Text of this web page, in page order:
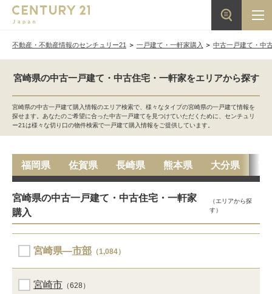
不動産・不動産情報のセンチュリー21 一戸建て・一軒家購入 中古一戸建て・中
宮崎県の中古一戸建て・中古住宅・一軒家をエリアから探す
宮崎県の中古一戸建て購入情報のエリア検索で、様々なタイプの宮崎県の一戸建て情報を
探せます。あなたのご希望に合った中古一戸建てを見つけていただくために、センチュリ
ー21は様々な切り口の物件検索で一戸建て購入情報をご提供しています。
福岡県 佐賀県 長崎県 熊本県 大分県
宮崎県の中古一戸建て・中古住宅・一軒家
購入
（エリアから探
す）
宮崎県―市部 （1,084）
宮崎市 （628）